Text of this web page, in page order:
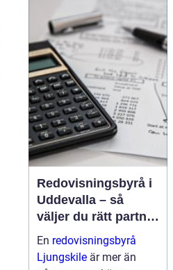
nya regelverk påverkar
vardagen. Samtidigt
behöver kunderna känna
tillit, och
tillsynsmyndigheter
kräver ordning ...
Redovisningsbyrå i
Uddevalla – så
väljer du rätt partner
för företagets
ekonomi
En redovisningsbyrå
Ljungskile är mer än